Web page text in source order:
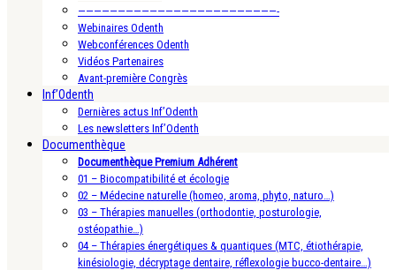
—————————————————————————-
Webinaires Odenth
Webconférences Odenth
Vidéos Partenaires
Avant-première Congrès
Inf’Odenth
Dernières actus Inf’Odenth
Les newsletters Inf’Odenth
Documenthèque
Documenthèque Premium Adhérent
01 – Biocompatibilité et écologie
02 – Médecine naturelle (homeo, aroma, phyto, naturo…)
03 – Thérapies manuelles (orthodontie, posturologie,
ostéopathie…)
04 – Thérapies énergétiques & quantiques (MTC, étiothérapie,
kinésiologie, décryptage dentaire, réflexologie bucco-dentaire…)